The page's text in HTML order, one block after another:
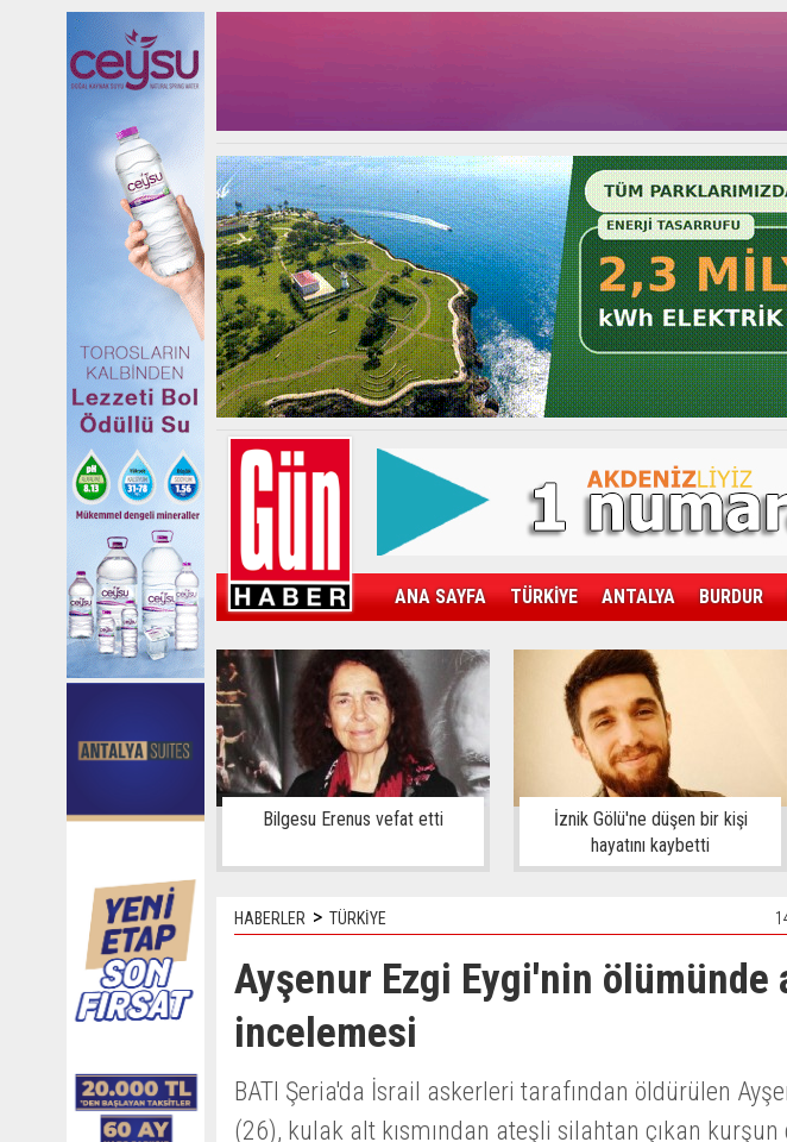
ANA SAYFA TÜRKİYE ANTALYA BURDUR
KAMPÜS SPOR GÜN'ÜN ÜRÜNÜ SAĞLIK EKONOMİ DÜNYA
Bilgesu Erenus vefat etti
İznik Gölü'ne düşen bir kişi
hayatını kaybetti
HABERLER > TÜRKİYE
Ayşenur Ezgi Eygi'nin ölümünde
incelemesi
BATI Şeria'da İsrail askerleri tarafından öldürülen
(26), kulak alt kısmından ateşli silahtan çıkan